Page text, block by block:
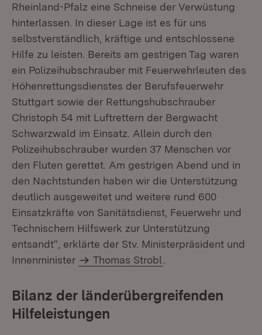
Rheinland-Pfalz eine Schneise der Verwüstung
hinterlassen. In dieser Lage ist es für uns
selbstverständlich, kräftige und entschlossene
Hilfe zu leisten. Bereits am gestrigen Tag waren
ein Polizeihubschrauber mit Feuerwehrleuten des
Höhenrettungsdienstes der Berufsfeuerwehr
Stuttgart sowie der Rettungshubschrauber
Christoph 54 mit Luftrettern der Bergwacht
Schwarzwald im Einsatz. Allein durch den
Polizeihubschrauber wurden 37 Menschen vor
den Fluten gerettet. Am gestrigen Abend und in
den Nachtstunden haben wir die Unterstützung
deutlich ausgeweitet und weitere rund 600
Einsatzkräfte von Sanitätsdienst, Feuerwehr und
Technischem Hilfswerk zur Unterstützung
entsandt“, erklärte der Stv. Ministerpräsident und
Innenminister
Thomas Strobl
Bilanz der länderübergreifenden
Hilfeleistungen